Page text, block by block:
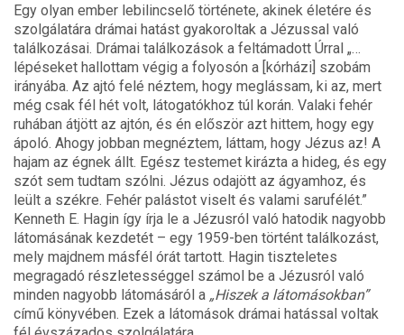
Egy olyan ember lebilincselő története, akinek életére és
szolgálatára drámai hatást gyakoroltak a Jézussal való
találkozásai. Drámai találkozások a feltámadott Úrral „…
lépéseket hallottam végig a folyosón a [kórházi] szobám
irányába. Az ajtó felé néztem, hogy meglássam, ki az, mert
még csak fél hét volt, látogatókhoz túl korán. Valaki fehér
ruhában átjött az ajtón, és én először azt hittem, hogy egy
ápoló. Ahogy jobban megnéztem, láttam, hogy Jézus az! A
hajam az égnek állt. Egész testemet kirázta a hideg, és egy
szót sem tudtam szólni. Jézus odajött az ágyamhoz, és
leült a székre. Fehér palástot viselt és valami sarufélét.”
Kenneth E. Hagin így írja le a Jézusról való hatodik nagyobb
látomásának kezdetét – egy 1959-ben történt találkozást,
mely majdnem másfél órát tartott. Hagin tiszteletes
megragadó részletességgel számol be a Jézusról való
minden nagyobb látomásáról a „Hiszek a látomásokban”
című könyvében. Ezek a látomások drámai hatással voltak